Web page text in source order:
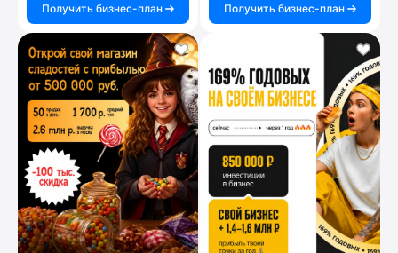
Получить бизнес-план
Получить бизнес-план